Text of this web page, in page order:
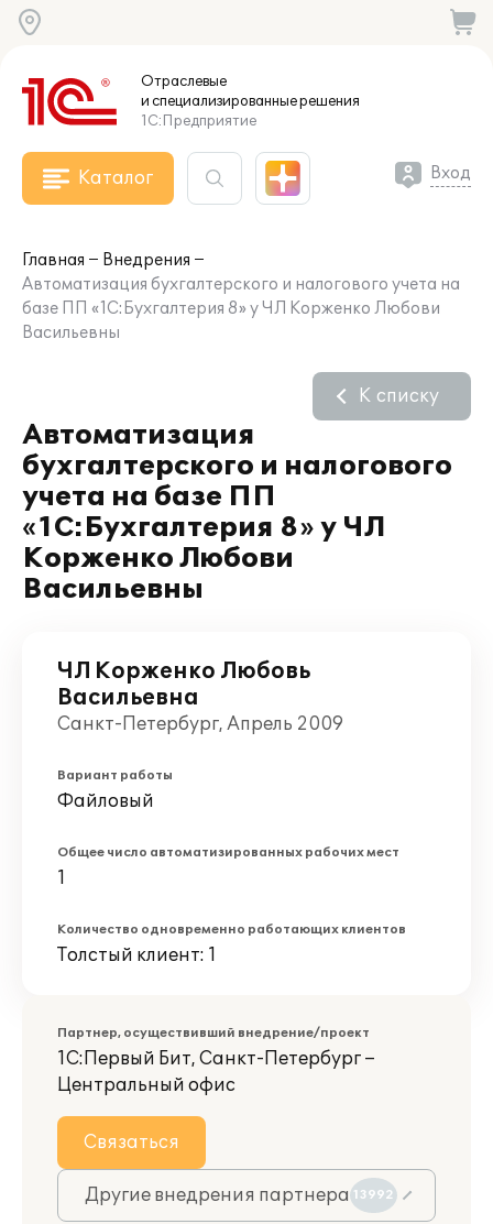
Отраслевые
и специализированныерешения
1С:Предприятие
Каталог Вход
Главная
Внедрения
Автоматизация бухгалтерского и налогового учета на
базе ПП «1C:Бухгалтерия 8» у ЧЛ Корженко Любови
Васильевны
Автоматизация
бухгалтерского и налогового
учета на базе ПП
«1C:Бухгалтерия 8» у ЧЛ
Корженко Любови
Васильевны
К списку
ЧЛ Корженко Любовь
Васильевна
Санкт-Петербург, Апрель 2009
Вариант работы
Файловый
Общее число автоматизированных рабочих мест
1
Количество одновременно работающих клиентов
Толстый клиент: 1
Партнер, осуществивший внедрение/проект
1С:Первый Бит, Санкт-Петербург –
Центральный офис
Связаться
Другие внедрения партнера 13992